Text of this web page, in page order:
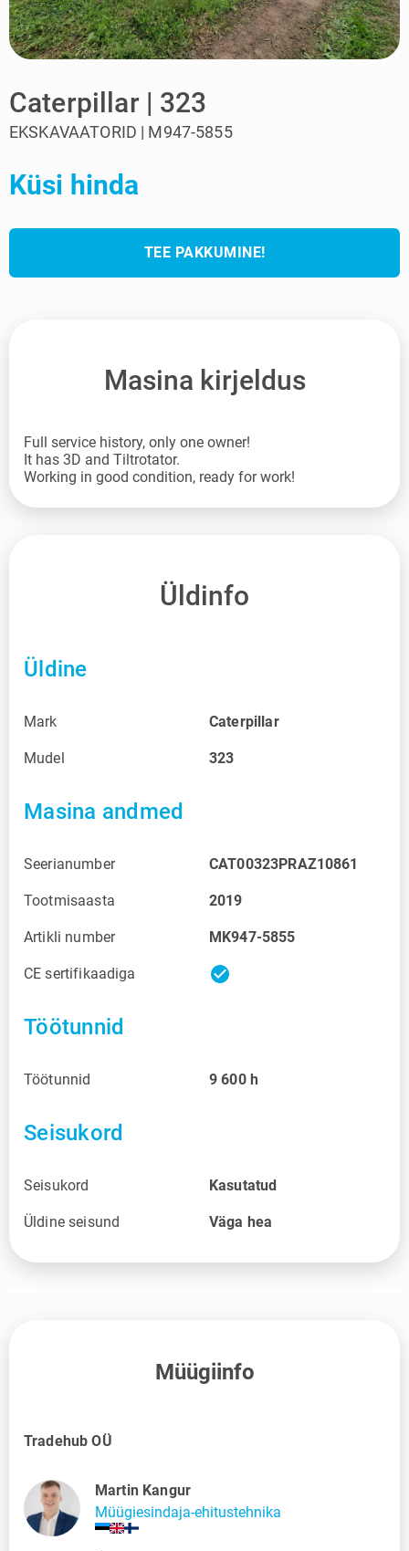
Caterpillar | 323
EKSKAVAATORID | M947-5855
Küsi hinda
TEE PAKKUMINE!
Masina kirjeldus
Full service history, only one owner!
It has 3D and Tiltrotator.
Working in good condition, ready for work!
Üldinfo
Üldine
Mark Caterpillar
Mudel 323
Masina andmed
Seerianumber CAT00323PRAZ10861
Tootmisaasta 2019
Artikli number MK947-5855
CE sertifikaadiga check_circle
Töötunnid
Töötunnid 9 600 h
Seisukord
Seisukord Kasutatud
Üldine seisund Väga hea
Müügiinfo
Tradehub OÜ
Martin Kangur
Müügiesindaja-ehitustehnika